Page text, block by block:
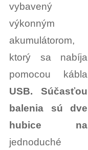
vybavený
výkonným
akumulátorom,
ktorý sa nabíja
pomocou kábla
USB. Súčasťou
balenia sú dve
hubice na
jednoduché